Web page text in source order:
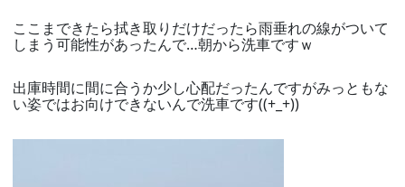
ここまできたら拭き取りだけだったら雨垂れの線がついて
しまう可能性があったんで…朝から洗車ですｗ
出庫時間に間に合うか少し心配だったんですがみっともな
い姿ではお向けできないんで洗車です((+_+))